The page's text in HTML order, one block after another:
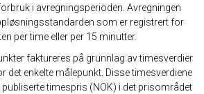
i avregningsperioden. Avregningen
som er registrert for
per time eller per 15 minutter.
faktureres på grunnlag av timesverdier
det enkelte målepunkt. Disse timesverdiene
timespris (NOK) i det prisområdet